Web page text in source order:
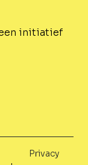
initiatief
Privacy